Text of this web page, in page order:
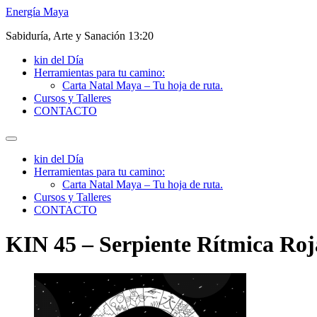
Ir
contenido
Energía Maya
Sabiduría, Arte y Sanación 13:20
kin del Día
Herramientas para tu camino:
Carta Natal Maya – Tu hoja de ruta.
Cursos y Talleres
CONTACTO
kin del Día
Herramientas para tu camino:
Carta Natal Maya – Tu hoja de ruta.
Cursos y Talleres
CONTACTO
KIN 45 – Serpiente Rítmica